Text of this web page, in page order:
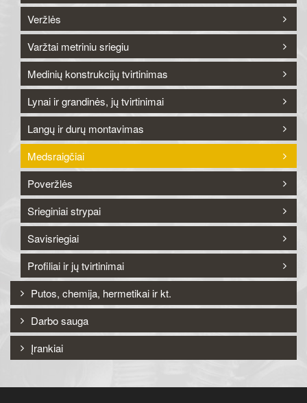
Veržlės
Varžtai metriniu sriegiu
Medinių konstrukcijų tvirtinimas
Lynai ir grandinės, jų tvirtinimai
Langų ir durų montavimas
Medsraigčiai
Poveržlės
Srieginiai strypai
Savisriegiai
Profiliai ir jų tvirtinimai
Putos, chemija, hermetikai ir kt.
Darbo sauga
Įrankiai